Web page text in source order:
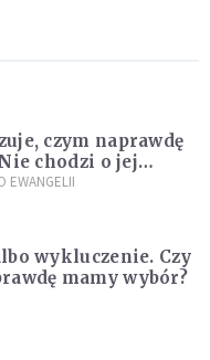
czym naprawdę
chodzi o jej
EWANGELII
wykluczenie. Czy
mamy wybór?